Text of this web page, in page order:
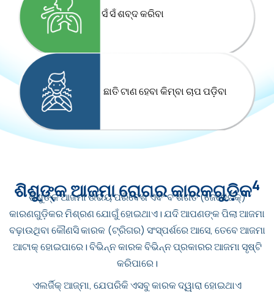
ସଁ ସଁ ଶବ୍ଦ କରିବା
ଛାତି ଟାଣ ହେବା କିମ୍ବା ଚାପ ପଡ଼ିବା
ଶିଶୁଙ୍କ ଆଜମା ରୋଗର କାରକଗୁଡ଼ିକ4
ଶିଶୁଙ୍କ ଆଜମା ଉଭୟ ପରିବେଶ ଏବଂ ବଂଶଗତ (ଜେନେଟିକ୍)
କାରଣଗୁଡ଼ିକର ମିଶ୍ରଣ ଯୋଗୁଁ ହୋଇଥାଏ। ଯଦି ଆପଣଙ୍କ ପିଲା ଆଜମା
ବଢ଼ାଉଥିବା କୌଣସି କାରକ (ଟ୍ରିଗର) ସଂସ୍ପର୍ଶରେ ଆସେ, ତେବେ ଆଜମା
ଆଟାକ୍ ହୋଇପାରେ। ବିଭିନ୍ନ କାରକ ବିଭିନ୍ନ ପ୍ରକାରର ଆଜମା ସୃଷ୍ଟି
କରିପାରେ।
ଏଲର୍ଜିକ୍ ଆଜ୍‌ମା, ଯେପରିକି ଏସବୁ କାରକ ଦ୍ୱାରା ହୋଇଥାଏ